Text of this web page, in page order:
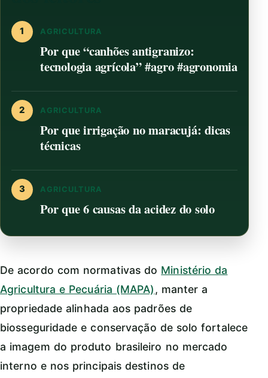
1 AGRICULTURA
Por que “canhões antigranizo:
tecnologia agrícola” #agro #agronomia
2 AGRICULTURA
Por que irrigação no maracujá: dicas
técnicas
3 AGRICULTURA
Por que 6 causas da acidez do solo
De acordo com normativas do Ministério da
Agricultura e Pecuária (MAPA), manter a
propriedade alinhada aos padrões de
biosseguridade e conservação de solo fortalece
a imagem do produto brasileiro no mercado
interno e nos principais destinos de